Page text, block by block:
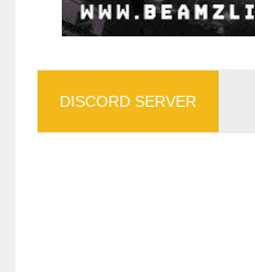
DISCORD SERVER